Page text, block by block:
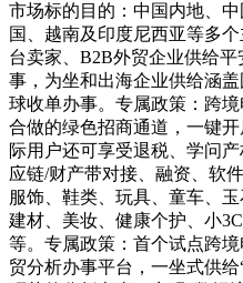
市场标的目的：中国内地、
国、越南及印度尼西亚等多
台卖家、B2B外贸企业供给
事，为坐和出海企业供给涵
球收单办事。专属政策：跨
合做的绿色招商通道，一键
际用户还可享受退税、学问
应链/财产带对接、融资、软
服饰、鞋类、玩具、童车、
建材、美妆、健康个护、小
等。专属政策：首个试点跨
贸分析办事平台，一坐式供